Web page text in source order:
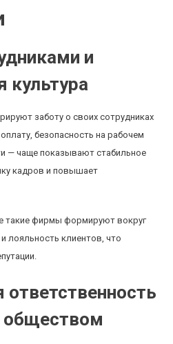
и
культура
заботу о своих сотрудниках
безопасность на рабочем
— чаще показывают стабильное
кадров и повышает
такие фирмы формируют вокруг
лояльность клиентов, что
обществом